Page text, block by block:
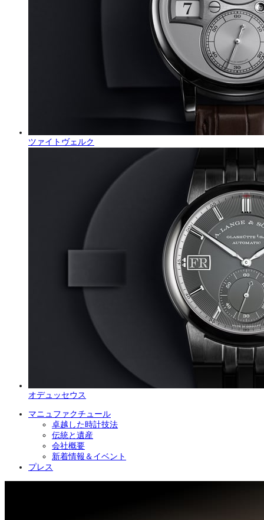
ツァイトヴェルク
オデュッセウス
マニュファクチュール
卓越した時計技法
伝統と遺産
会社概要
新着情報＆イベント
プレス